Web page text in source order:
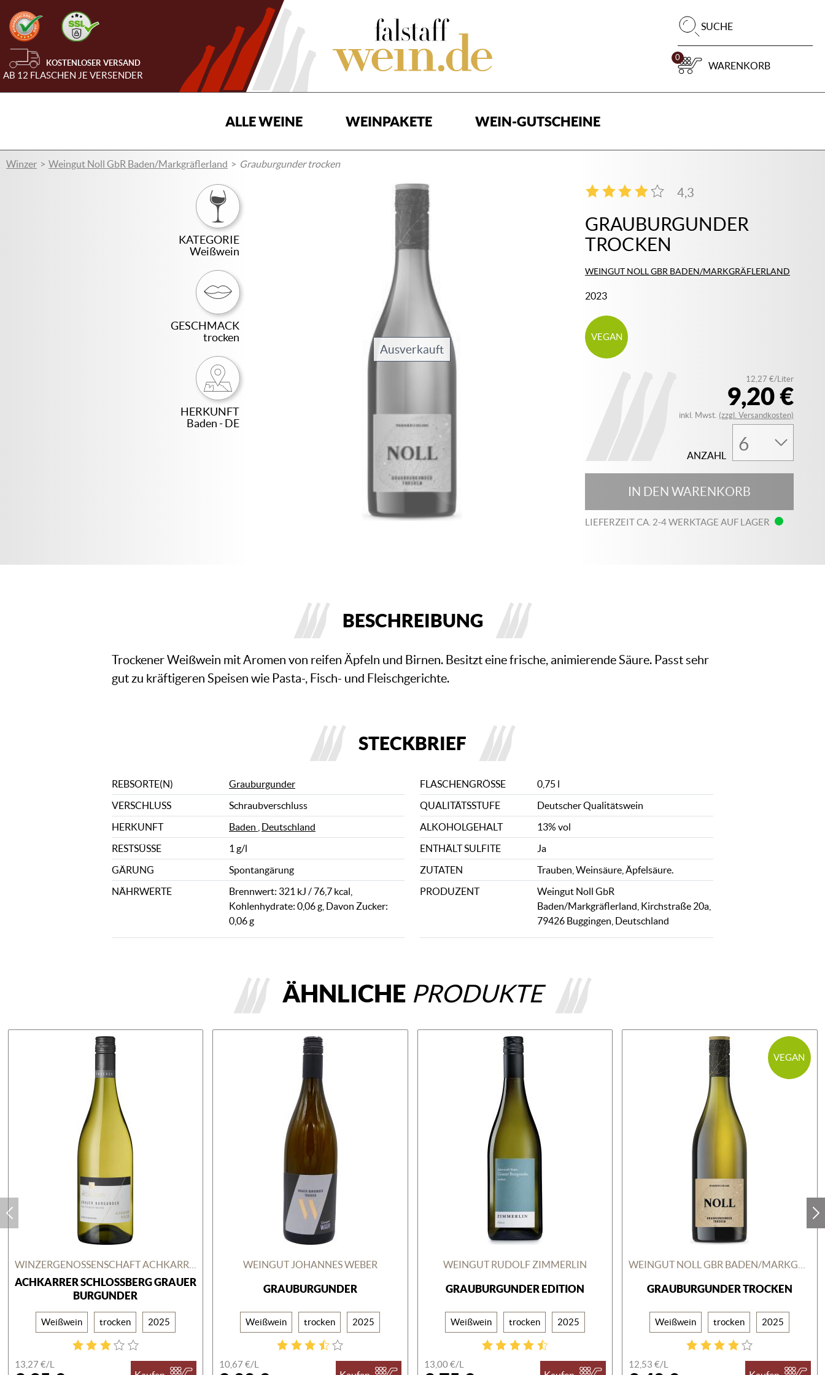
KOSTENLOSER VERSAND
AB 12 FLASCHEN JE VERSENDER
SUCHE
0
WARENKORB
ALLE WEINE WEINPAKETE WEIN-GUTSCHEINE
Winzer Weingut Noll GbR Baden/Markgräflerland Grauburgunder trocken
KATEGORIE
Weißwein
GESCHMACK
trocken
HERKUNFT
Baden - DE
Ausverkauft
GRAUBURGUNDER
TROCKEN
WEINGUT NOLL GBR BADEN/MARKGRÄFLERLAND
2023
4,3
3
VEGAN
9,20 €
12,27 €/Liter
inkl. Mwst. (zzgl. Versandkosten)
ANZAHL
IN DEN WARENKORB
LIEFERZEIT CA. 2-4 WERKTAGE AUF LAGER
BESCHREIBUNG
Trockener Weißwein mit Aromen von reifen Äpfeln und Birnen. Besitzt eine frische, animierende Säure. Passt sehr
gut zu kräftigeren Speisen wie Pasta-, Fisch- und Fleischgerichte.
STECKBRIEF
REBSORTE(N) Grauburgunder FLASCHENGRÖSSE
0,75 l
VERSCHLUSS
Schraubverschluss QUALITÄTSSTUFE
Deutscher Qualitätswein
HERKUNFT
Baden Deutschland ALKOHOLGEHALT
13% vol
RESTSÜSSE
1 g/l ENTHÄLT SULFITE
Ja
GÄRUNG
Spontangärung ZUTATEN
Trauben, Weinsäure, Äpfelsäure.
NÄHRWERTE
Brennwert: 321 kJ / 76,7 kcal,
Kohlenhydrate: 0,06 g, Davon Zucker:
0,06 g
PRODUZENT
Weingut Noll GbR
Baden/Markgräflerland, Kirchstraße 20a,
79426 Buggingen, Deutschland
ÄHNLICHE PRODUKTE
ACHKARRER SCHLOSSBERG GRAUER
BURGUNDER
Weißwein trocken 2025
13,27 €/L
WEINGUT JOHANNES WEBER
GRAUBURGUNDER
Weißwein trocken 2025
10,67 €/L
WEINGUT RUDOLF ZIMMERLIN
GRAUBURGUNDER EDITION
Weißwein trocken 2025
13,00 €/L
VEGAN
GRAUBURGUNDER TROCKEN
Weißwein trocken 2025
12,53 €/L